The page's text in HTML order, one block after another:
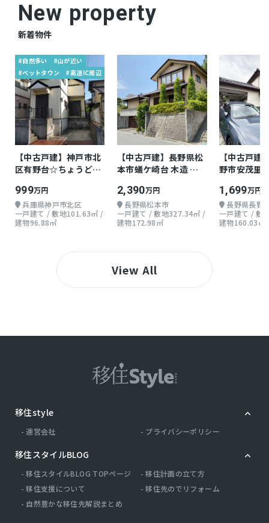
New property
新着物件
#自然多い
#山が近い
#ベットタウン
#高速IC周辺
【中古戸建】神戸市北
区有野台☆ちょうどよ
999万円
兵庫県神戸市北区
一戸建て / 敷地101.63㎡ /
建物96.88㎡
【中古戸建】長野県松
本市蟻ケ崎台 木造 地
2,390万円
長野県松本市
一戸建て / 敷地327.34㎡ /
建物172.98㎡
【中古戸建
野市安茂里
1,699万円
長野県長野
一戸建て / 敷
建物160.03㎡
View All
移住style
運営会社 プライバシーポリシー
移住スタイルBLOG
移住スタイルBLOG TOPページ
移住計画の立て方
移住支援について
移住先のでリフォーム
自然豊かな移住先解説まとめ